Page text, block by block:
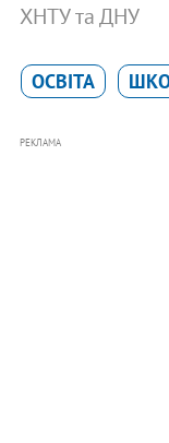
ХНТУ та ДНУ
ОСВІТА
РЕКЛАМА